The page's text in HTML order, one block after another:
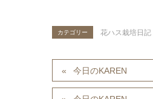
カテゴリー 花ハス栽培日記
今日のKAREN